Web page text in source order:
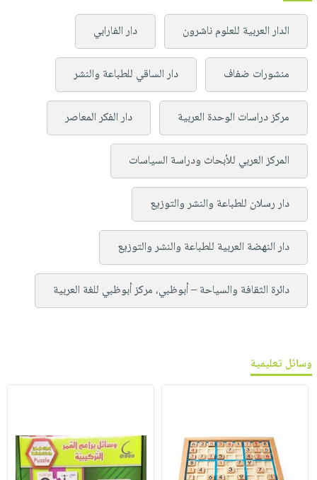
الدار العربية للعلوم ناشرون دار الفارابي
منشورات ضفاف دار الساقي للطباعة والنشر
مركز دراسات الوحدة العربية دار الفكر المعاصر
المركز العربي للأبحاث ودراسة السياسات
دار رسلان للطباعة والنشر والتوزيع
دار النهضة العربية للطباعة والنشر والتوزيع
دائرة الثقافة والسياحة – أبوظبي، مركز أبوظبي للغة العربية
وسائل تعليمية